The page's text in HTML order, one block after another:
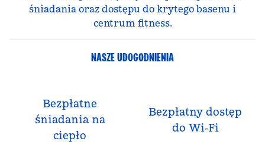
śniadania oraz dostępu do krytego basenu i
centrum fitness.
NASZE UDOGODNIENIA
Bezpłatne
śniadania na
ciepło
Bezpłatny dostęp
do Wi‑Fi